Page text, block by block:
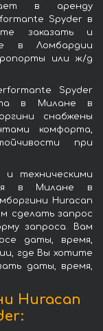
в аренду
Spyder в
заказать и
в Ломбардии
или ж/д
Spyder
в Милане в
снабжены
комфорта,
при
техническими
в Милане в
Huracan
сделать запрос
запроса. Вам
даты, время,
где Вы хотите
даты, время,
Huracan